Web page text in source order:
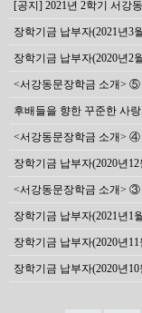
[공지] 2021년 2학기 서강
장학기금 납부자(2021년3
장학기금 납부자(2020년2
<서강동문장학금 소개> ⑤
후배들을 향한 꾸준한 사
<서강동문장학금 소개> ④
장학기금 납부자(2020년
<서강동문장학금 소개>
장학기금 납부자(2021년1
장학기금 납부자(2020년
장학기금 납부자(2020년